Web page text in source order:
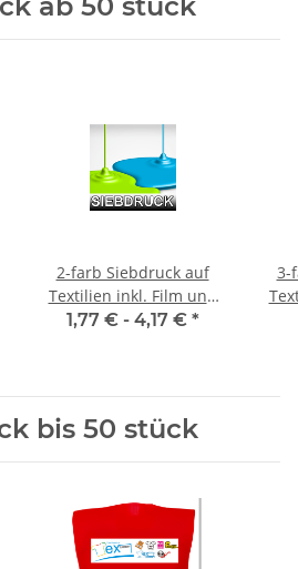
2-farb Siebdruck auf
Textilien inkl. Film und
Sieberstellung
1,77 € - 4,17 € *
3-
bis 50 stück